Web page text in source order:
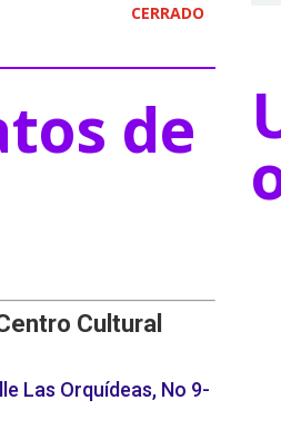
CERRADO
de
Cultural
Las Orquídeas, No 9-